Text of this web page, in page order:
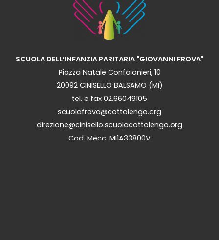
SCUOLA DELL’INFANZIA PARITARIA "GIOVANNI FROVA"
Piazza Natale Confalonieri, 10
20092 CINISELLO BALSAMO (MI)
tel. e fax 02.66049105
scuolafrova@cottolengo.org
direzione@cinisello.scuolacottolengo.org
Cod. Mecc. MI1A33800V